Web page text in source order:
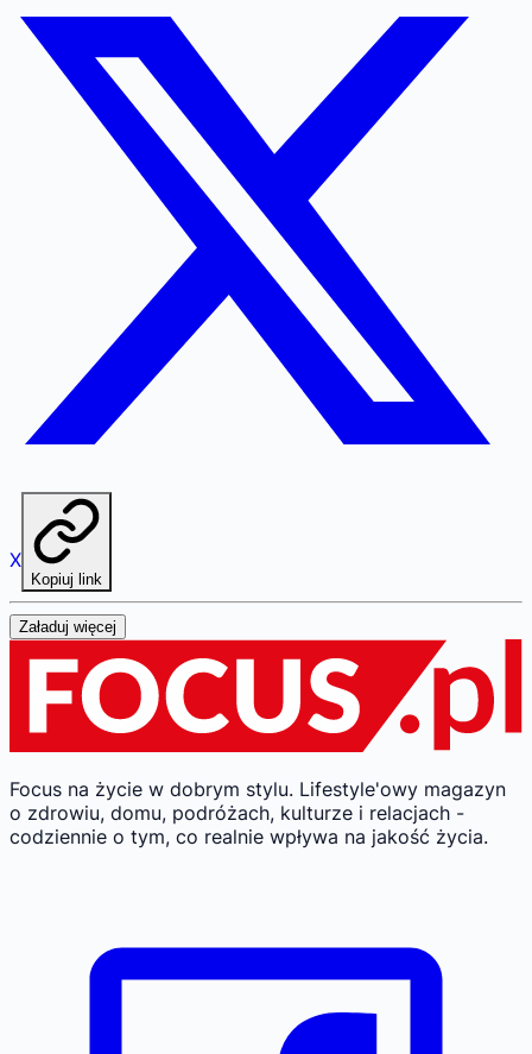
X
Kopiuj link
Załaduj więcej
Focus na życie w dobrym stylu. Lifestyle'owy magazyn
o zdrowiu, domu, podróżach, kulturze i relacjach -
codziennie o tym, co realnie wpływa na jakość życia.